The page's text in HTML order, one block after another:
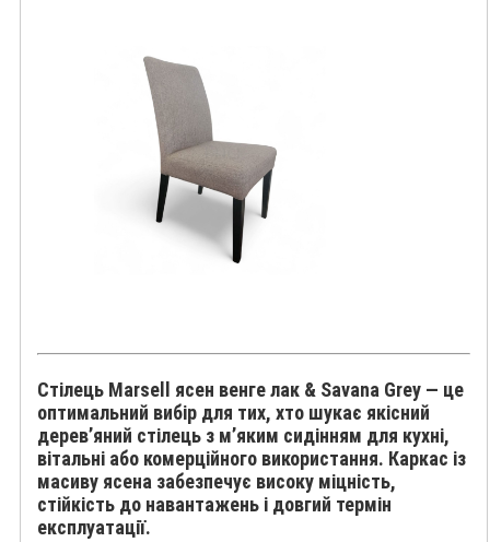
Стілець Marsell ясен венге лак & Savana Grey — це
оптимальний вибір для тих, хто шукає якісний
дерев’яний стілець з м’яким сидінням для кухні,
вітальні або комерційного використання. Каркас із
масиву ясена забезпечує високу міцність,
стійкість до навантажень і довгий термін
експлуатації.